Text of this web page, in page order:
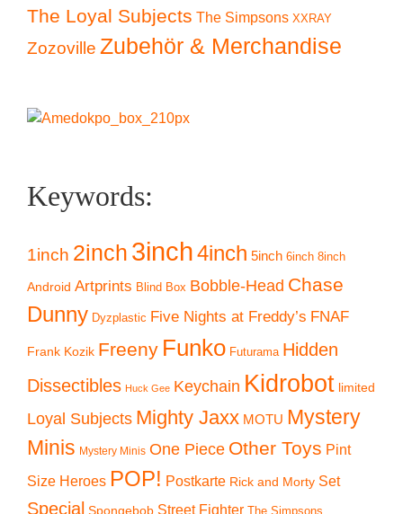
The Loyal Subjects The Simpsons XXRAY
Zozoville Zubehör & Merchandise
Keywords:
1inch 2inch 3inch4inch 5inch 6inch 8inch
Android Artprints Blind Box Bobble-Head Chase
Dunny Dyzplastic Five Nights at Freddy’s FNAF
Frank Kozik Freeny Funko Futurama Hidden
Dissectibles Huck Gee Keychain Kidrobot limited
Loyal Subjects Mighty Jaxx MOTU Mystery
Minis Mystery Minis One Piece Other Toys Pint
Size Heroes POP! Postkarte Rick and Morty Set
Special Spongebob Street Fighter The Simpsons